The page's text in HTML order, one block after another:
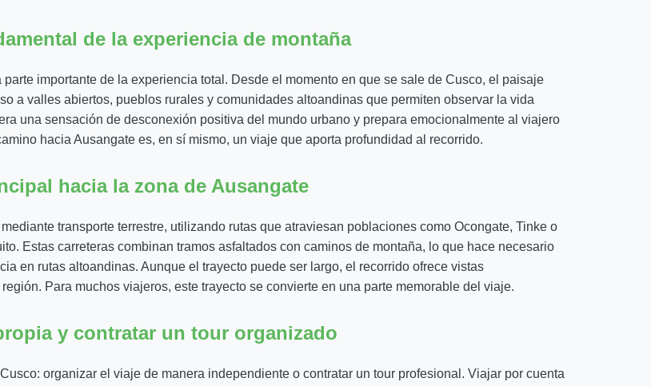
de la experiencia de montaña
importante de la experiencia total. Desde el momento en que se sale de Cusco, el paisaje
a valles abiertos, pueblos rurales y comunidades altoandinas que permiten observar la vida
una sensación de desconexión positiva del mundo urbano y prepara emocionalmente al viajero
hacia Ausangate es, en sí mismo, un viaje que aporta profundidad al recorrido.
hacia la zona de Ausangate
transporte terrestre, utilizando rutas que atraviesan poblaciones como Ocongate, Tinke o
Estas carreteras combinan tramos asfaltados con caminos de montaña, lo que hace necesario
en rutas altoandinas. Aunque el trayecto puede ser largo, el recorrido ofrece vistas
Para muchos viajeros, este trayecto se convierte en una parte memorable del viaje.
y contratar un tour organizado
organizar el viaje de manera independiente o contratar un tour profesional. Viajar por cuenta